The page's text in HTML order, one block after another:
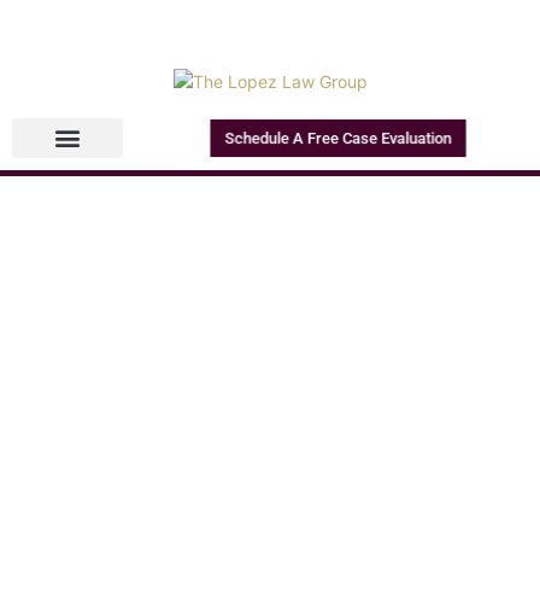
Schedule A Free Case Evaluation